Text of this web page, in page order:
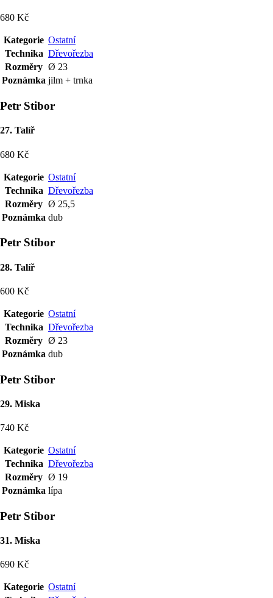
680 Kč
Kategorie Ostatní
Technika Dřevořezba
Rozměry Ø 23
Poznámka jilm + trnka
Petr Stibor
27. Talíř
680 Kč
Kategorie Ostatní
Technika Dřevořezba
Rozměry Ø 25,5
Poznámka dub
Petr Stibor
28. Talíř
600 Kč
Kategorie Ostatní
Technika Dřevořezba
Rozměry Ø 23
Poznámka dub
Petr Stibor
29. Miska
740 Kč
Kategorie Ostatní
Technika Dřevořezba
Rozměry Ø 19
Poznámka lípa
Petr Stibor
31. Miska
690 Kč
Kategorie Ostatní